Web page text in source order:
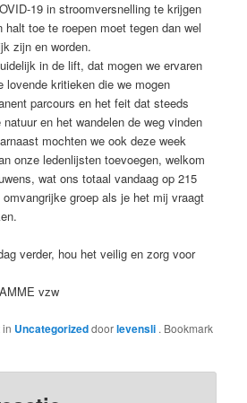
19 in stroomversnelling te krijgen
halt toe te roepen moet tegen dan wel
zijn en worden.
in de lift, dat mogen we ervaren
lovende kritieken die we mogen
parcours en het feit dat steeds
en het wandelen de weg vinden
mochten we ook deze week
onze ledenlijsten toevoegen, welkom
wat ons totaal vandaag op 215
groep als je het mij vraagt
verder, hou het veilig en zorg voor
vzw
Uncategorizeddoorlevensli . Bookmark